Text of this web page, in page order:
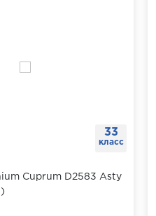
33
класс
Cuprum D2583 Asty